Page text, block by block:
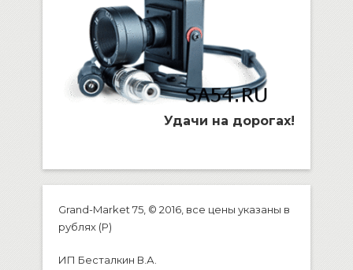
Удачи на дорогах!
Grand-Market 75, © 2016, все цены указаны в
рублях (P)
ИП Бесталкин В.А.